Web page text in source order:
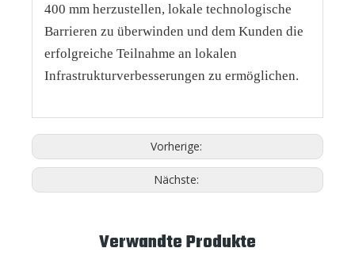
400 mm herzustellen, lokale technologische
Barrieren zu überwinden und dem Kunden die
erfolgreiche Teilnahme an lokalen
Infrastrukturverbesserungen zu ermöglichen.
Vorherige:
Nächste:
Verwandte Produkte